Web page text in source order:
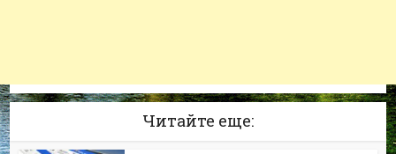
Читайте еще: